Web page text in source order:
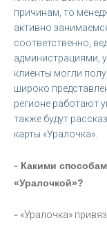
причинам, то
активно
соответственно,
администрациями,
клиенты могли
широко
регионе работают
также будут
карты «Уралочка».
- Какими
«Уралочкой»?
- «Уралочка»